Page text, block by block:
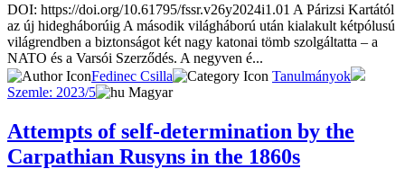
DOI: https://doi.org/10.61795/fssr.v26y2024i1.01 A Párizsi Kartától
az új hidegháborúig A második világháború után kialakult kétpólusú
világrendben a biztonságot két nagy katonai tömb szolgáltatta – a
NATO és a Varsói Szerződés. A negyven é...
Fedinec Csilla
Tanulmányok
Szemle: 2023/5
Magyar
Attempts of self-determination by the
Carpathian Rusyns in the 1860s